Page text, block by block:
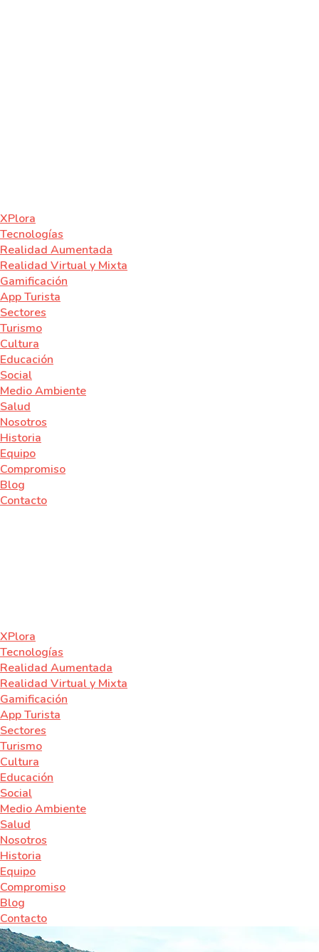
XPlora
Tecnologías
Realidad Aumentada
Realidad Virtual y Mixta
Gamificación
App Turista
Sectores
Turismo
Cultura
Educación
Social
Medio Ambiente
Salud
Nosotros
Historia
Equipo
Compromiso
Blog
Contacto
XPlora
Tecnologías
Realidad Aumentada
Realidad Virtual y Mixta
Gamificación
App Turista
Sectores
Turismo
Cultura
Educación
Social
Medio Ambiente
Salud
Nosotros
Historia
Equipo
Compromiso
Blog
Contacto